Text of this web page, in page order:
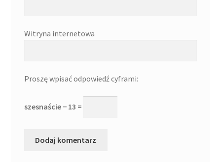
Witryna internetowa
Proszę wpisać odpowiedź cyframi:
szesnaście − 13 =